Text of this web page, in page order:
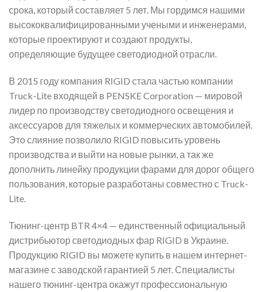
срока, который составляет 5 лет. Мы гордимся нашими
высококвалифицированными учеными и инженерами,
которые проектируют и создают продукты,
определяющие будущее светодиодной отрасли.
В 2015 году компания RIGID стала частью компании
Truck-Lite входящей в PENSKE Corporation — мировой
лидер по производству светодиодного освещения и
аксессуаров для тяжелых и коммерческих автомобилей.
Это слияние позволило RIGID повысить уровень
производства и выйти на новые рынки, а так же
дополнить линейку продукции фарами для дорог общего
пользования, которые разработаны совместно с Truck-
Lite.
Тюнинг-центр BTR 4×4 — единственный официальный
дистрибьютор светодиодных фар RIGID в Украине.
Продукцию RIGID вы можете купить в нашем интернет-
магазине с заводской гарантией 5 лет. Специалисты
нашего тюнинг-центра окажут профессиональную